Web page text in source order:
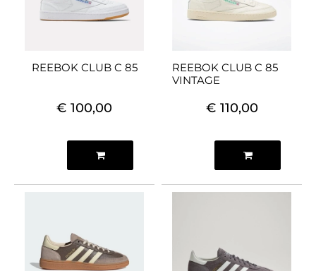
REEBOK CLUB C 85
€ 100,00
REEBOK CLUB C 85
VINTAGE
€ 110,00